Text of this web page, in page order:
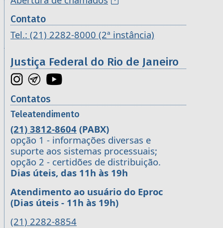
Contato
Tel.: (21) 2282-8000 (2ª instância)
Justiça Federal do Rio de Janeiro
Contatos
Teleatendimento
(21) 3812-8604 (PABX)
opção 1 - informações diversas e
suporte aos sistemas processuais;
opção 2 - certidões de distribuição.
Dias úteis, das 11h às 19h
Atendimento ao usuário do Eproc
(Dias úteis - 11h às 19h)
(21) 2282-8854